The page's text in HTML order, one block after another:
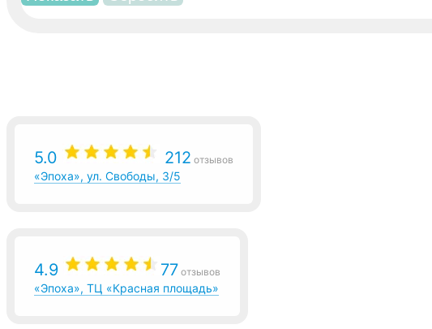
5.0 212 отзывов
«Эпоха», ул. Свободы, 3/5
4.9 77 отзывов
«Эпоха», ТЦ «Красная площадь»